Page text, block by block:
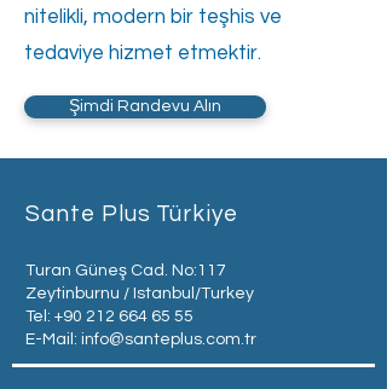
nitelikli, modern bir teşhis ve
tedaviye hizmet etmektir.
Şimdi Randevu Alın
Sante Plus Türkiye
Turan Güneş Cad. No:117
Zeytinburnu / Istanbul/Turkey
Tel: +90 212 664 65 55
E-Mail: info@santeplus.com.tr